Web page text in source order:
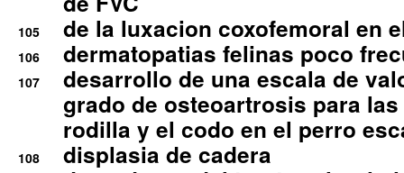
105 de la luxacion coxofemoral en
106 dermatopatias felinas poco
107
desarrollo de una escala de
grado de osteoartrosis para
rodilla y el codo en el perro
108 displasia de cadera